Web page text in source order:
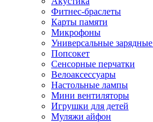
Фитнес-браслеты
Карты памяти
Микрофоны
Универсальные зарядные
Попсокет
Сенсорные перчатки
Велоаксессуары
Настольные лампы
Мини вентиляторы
Игрушки для детей
Муляжи айфон